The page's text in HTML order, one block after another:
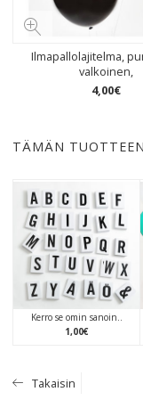
Ilmapallolajitelma,
valkoinen,
4,00€
TÄMÄN
Kerro se omin sanoin..
1,00€
Takaisin